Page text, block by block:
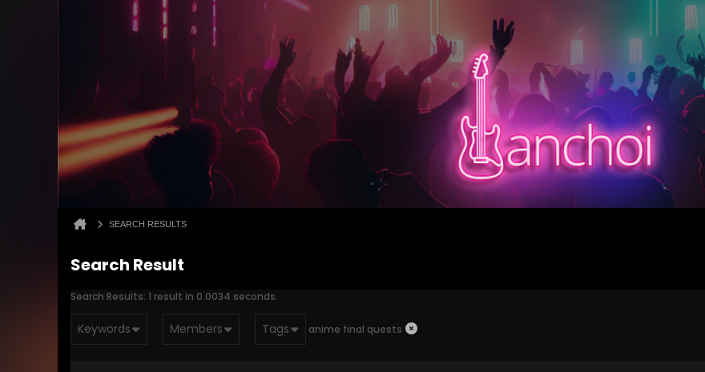
SEARCH RESULTS
Search Result
Search Results: 1 result in 0.0034 seconds.
Keywords Members Tags anime final quests